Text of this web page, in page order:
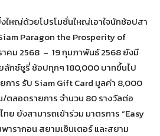
ใหญ่ด้วยโปรโมชั่นใหญ่เอาใจนักช้อปสา
Paragon the Prosperity of
าคม 2568 – 19 กุมภาพันธ์ 2568 ยังมี
ลักซ์ชูรี่ ช้อปทุกๆ 180,000 บาทขึ้นไป
การ รับ Siam Gift Card มูลค่า 8,000
ลอดรายการ จำนวน 80 รางวัลต่อ
ย ยังสามารถเข้าร่วม มาตรการ “Easy
ารากอน สยามเซ็นเตอร์ และสยาม